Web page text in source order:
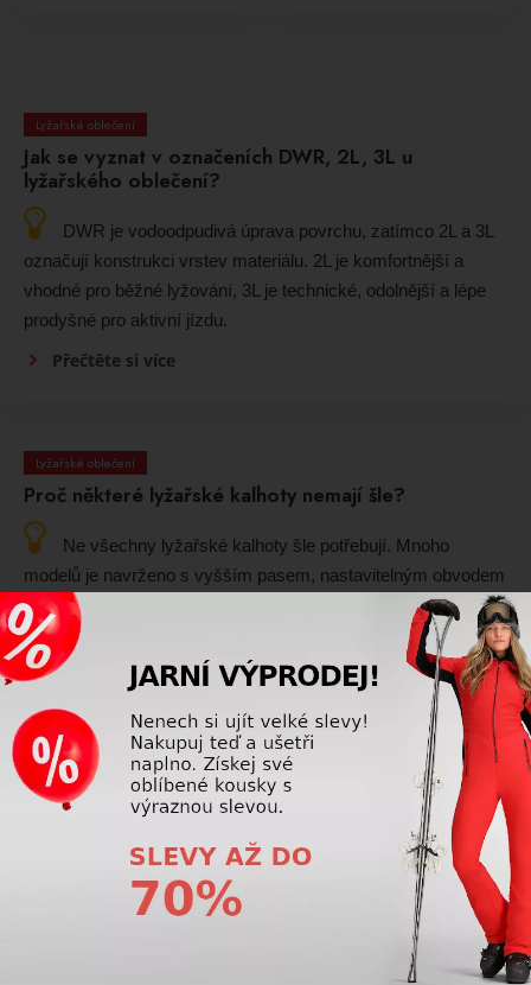
Lyžařské oblečení
Jak se vyznat v označeních DWR, 2L, 3L u
lyžařského oblečení?
DWR je vodoodpudivá úprava povrchu, zatímco 2L a 3L
označují konstrukci vrstev materiálu. 2L je komfortnější a
vhodné pro běžné lyžování, 3L je technické, odolnější a lépe
prodyšné pro aktivní jízdu.
Přečtěte si více
Lyžařské oblečení
Proč některé lyžařské kalhoty nemají šle?
Ne všechny lyžařské kalhoty šle potřebují. Mnoho
modelů je navrženo s vyšším pasem, nastavitelným obvodem
nebo ergonomickým střihem, který zajistí spolehlivé držení i
bez nich.
Přečtěte si více
Lyžařské oblečení
Je merino termo oblečení lepší než syntetické?
Merino termo oblečení i syntetické oblečení mají své
výhody. Merino lépe reguluje teplotu a přirozeně odvádí
vlhkost, je měkčí a méně zapáchá, zatímco syntetické
materiály rychleji schnou a bývají trvanlivější a cenově
dostupnější. Výběr záleží na preferencích, aktivitě a